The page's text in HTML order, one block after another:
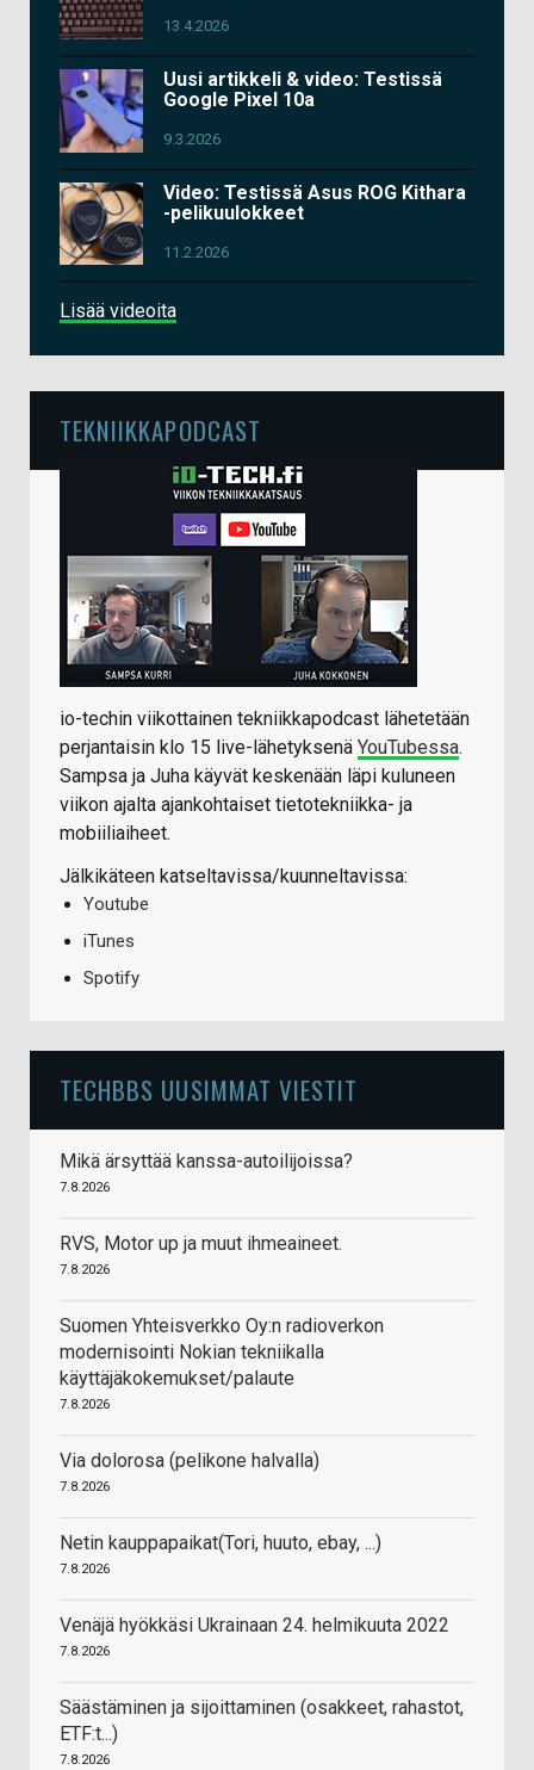
13.4.2026
Uusi artikkeli & video: Testissä
Google Pixel 10a
9.3.2026
Video: Testissä Asus ROG Kithara
-pelikuulokkeet
11.2.2026
Lisää videoita
TEKNIIKKAPODCAST
io-techin viikottainen tekniikkapodcast lähetetään
perjantaisin klo 15 live-lähetyksenä YouTubessa.
Sampsa ja Juha käyvät keskenään läpi kuluneen
viikon ajalta ajankohtaiset tietotekniikka- ja
mobiiliaiheet.
Jälkikäteen katseltavissa/kuunneltavissa:
Youtube
iTunes
Spotify
TECHBBS UUSIMMAT VIESTIT
Mikä ärsyttää kanssa-autoilijoissa?
7.8.2026
RVS, Motor up ja muut ihmeaineet.
7.8.2026
Suomen Yhteisverkko Oy:n radioverkon
modernisointi Nokian tekniikalla
käyttäjäkokemukset/palaute
7.8.2026
Via dolorosa (pelikone halvalla)
7.8.2026
Netin kauppapaikat(Tori, huuto, ebay, ...)
7.8.2026
Venäjä hyökkäsi Ukrainaan 24. helmikuuta 2022
7.8.2026
Säästäminen ja sijoittaminen (osakkeet, rahastot,
ETF:t...)
7.8.2026